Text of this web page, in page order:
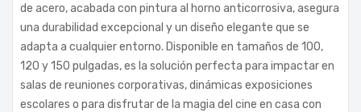
de acero, acabada con pintura al horno anticorrosiva, asegura
una durabilidad excepcional y un diseño elegante que se
adapta a cualquier entorno. Disponible en tamaños de 100,
120 y 150 pulgadas, es la solución perfecta para impactar en
salas de reuniones corporativas, dinámicas exposiciones
escolares o para disfrutar de la magia del cine en casa con